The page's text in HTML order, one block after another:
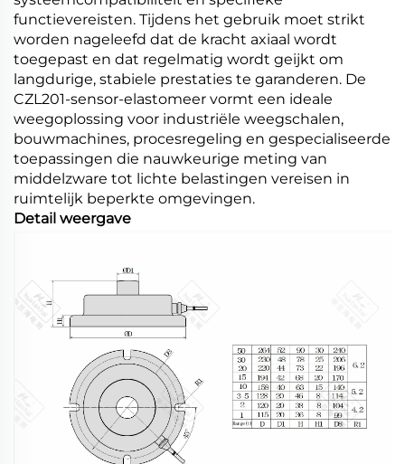
functievereisten. Tijdens het gebruik moet strikt
worden nageleefd dat de kracht axiaal wordt
toegepast en dat regelmatig wordt geijkt om
langdurige, stabiele prestaties te garanderen. De
CZL201-sensor-elastomeer vormt een ideale
weegoplossing voor industriële weegschalen,
bouwmachines, procesregeling en gespecialiseerde
toepassingen die nauwkeurige meting van
middelzware tot lichte belastingen vereisen in
ruimtelijk beperkte omgevingen.
Detail weergave